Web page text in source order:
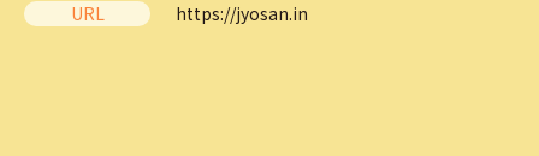
URL
https://jyosan.in